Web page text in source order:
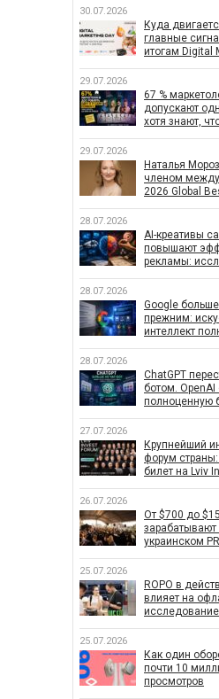
30.07.2026
Куда
главные
итогам Digital
29.07.2026
67 %
допускают
хотя знают,
29.07.2026
Наталья
членом
2026 Global
28.07.2026
AI-креативы
повышают
рекламы:
влияет на
кампаний
28.07.2026
Google
прежним:
интеллект
28.07.2026
ChatGPT
ботом. OpenAI
полноценную
27.07.2026
Крупнейший
форум страны:
билет на Lviv
26.07.2026
От $700 до
зарабатывают
украинском
25.07.2026
ROPO в
влияет на
исследование
25.07.2026
Как один
почти 10
просмотров